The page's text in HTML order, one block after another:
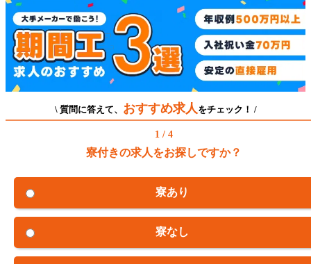
\ 質問に答えて、 おすすめ求人 をチェック！ /
1 / 4
寮付きの求人をお探しですか？
寮あり
寮なし